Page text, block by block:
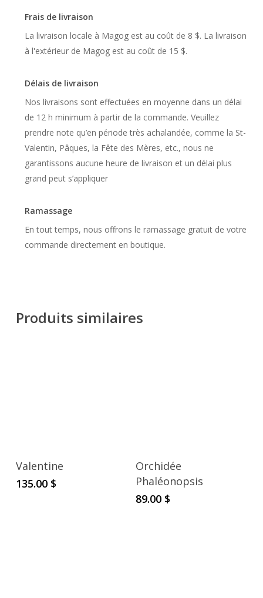
Frais de livraison
La livraison locale à Magog est au coût de 8 $. La livraison
à l'extérieur de Magog est au coût de 15 $.
Délais de livraison
Nos livraisons sont effectuées en moyenne dans un délai
de 12 h minimum à partir de la commande. Veuillez
prendre note qu’en période très achalandée, comme la St-
Valentin, Pâques, la Fête des Mères, etc., nous ne
garantissons aucune heure de livraison et un délai plus
grand peut s’appliquer
Ramassage
En tout temps, nous offrons le ramassage gratuit de votre
commande directement en boutique.
Produits similaires
Valentine
135.00 $
Orchidée
Phaléonopsis
89.00 $